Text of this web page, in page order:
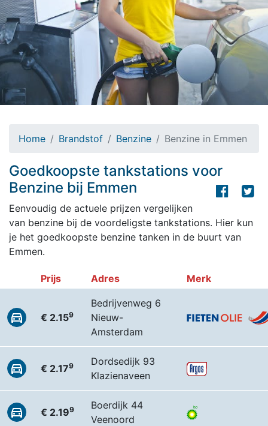
Home Brandstof Benzine Benzine in Emmen
Goedkoopste tankstations voor
Benzine bij Emmen
Eenvoudig de actuele prijzen vergelijken
van benzine bij de voordeligste tankstations. Hier kun
je het goedkoopste benzine tanken in de buurt van
Emmen.
Prijs Adres Merk
€ 2.159
Bedrijvenweg 6
Nieuw-
Amsterdam
€ 2.179
Dordsedijk 93
Klazienaveen
€ 2.199
Boerdijk 44
Veenoord